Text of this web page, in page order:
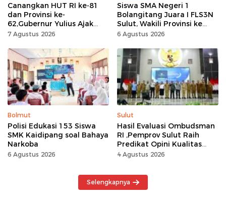
Canangkan HUT RI ke-81
dan Provinsi ke-
62,Gubernur Yulius Ajak
Seluruh Masyarakat
Kemerdekaan Momentum
Kerja Keras
7 Agustus 2026
Siswa SMA Negeri 1
Bolangitang Juara I FLS3N
Sulut, Wakili Provinsi ke
Tingkat Nasional
6 Agustus 2026
Bolmut
Polisi Edukasi 153 Siswa
SMK Kaidipang soal Bahaya
Narkoba
6 Agustus 2026
Sulut
Hasil Evaluasi Ombudsman
RI ,Pemprov Sulut Raih
Predikat Opini Kualitas
Tinggi Tanpa
4 Agustus 2026
Selengkapnya